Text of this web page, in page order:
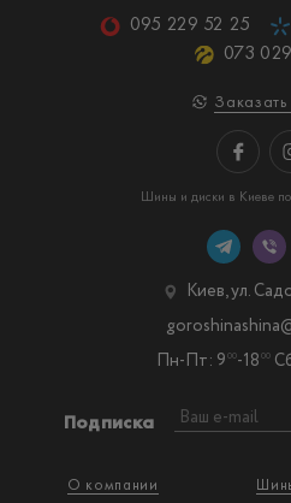
095 229 52 25
073
Шины и диски в Киеве
О компании
Подписка
Киев, ул.
Пн-Пт: 9 00-18 00